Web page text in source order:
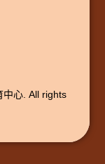
心. All rights